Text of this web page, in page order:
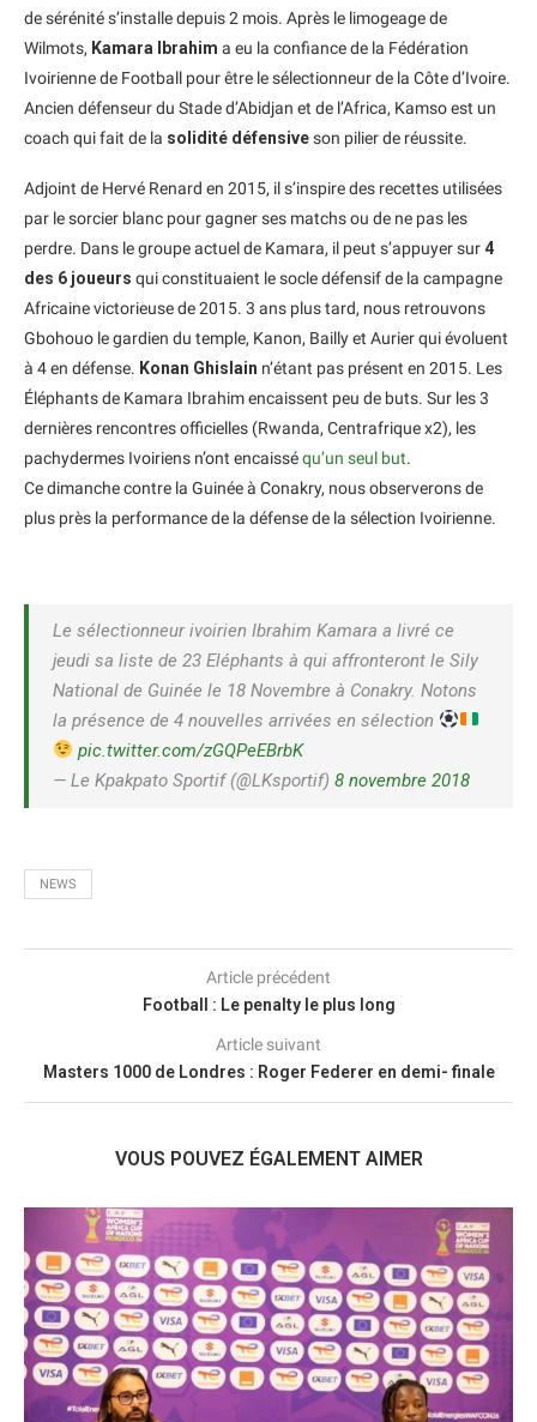
de sérénité s’installe depuis 2 mois. Après le limogeage de
Wilmots, Kamara Ibrahim a eu la confiance de la Fédération
Ivoirienne de Football pour être le sélectionneur de la Côte d’Ivoire.
Ancien défenseur du Stade d’Abidjan et de l’Africa, Kamso est un
coach qui fait de la solidité défensiveson pilier de réussite.
Adjoint de Hervé Renard en 2015, il s’inspire des recettes utilisées
par le sorcier blanc pour gagner ses matchs ou de ne pas les
perdre. Dans le groupe actuel de Kamara, il peut s’appuyer sur4
des 6 joueurs qui constituaient le socle défensif de la campagne
Africaine victorieuse de 2015. 3 ans plus tard, nous retrouvons
Gbohouo le gardien du temple, Kanon, Bailly et Aurier qui évoluent
à 4 en défense. Konan Ghislain n’étant pas présent en 2015. Les
Éléphants de Kamara Ibrahim encaissent peu de buts. Sur les 3
dernières rencontres officielles (Rwanda, Centrafrique x2), les
pachydermes Ivoiriens n’ont encaisséqu’un seul but.
Ce dimanche contre la Guinée à Conakry, nous observerons de
plus près la performance de la défense de la sélection Ivoirienne.
Le sélectionneur ivoirien Ibrahim Kamara a livré ce
jeudi sa liste de 23 Eléphants à qui affronteront le Sily
National de Guinée le 18 Novembre à Conakry. Notons
la présence de 4 nouvelles arrivées en sélection
pic.twitter.com/zGQPeEBrbK
— Le Kpakpato Sportif (@LKsportif) 8 novembre 2018
NEWS
Article précédent
Football : Le penalty le plus long
Article suivant
Masters 1000 de Londres : Roger Federer en demi- finale
VOUS POUVEZ ÉGALEMENT AIMER